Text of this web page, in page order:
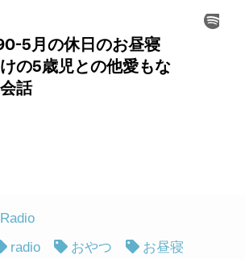
Radio
radio おやつ
お昼寝